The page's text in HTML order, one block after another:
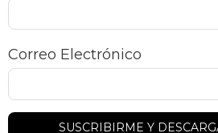
Correo Electrónico